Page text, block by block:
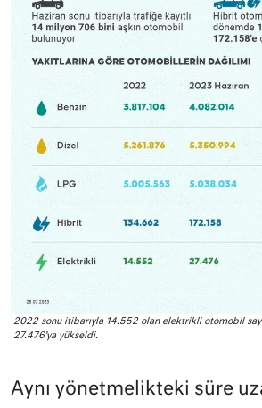
2022 sonu itibarıyla 14.552 olan elektrikli otomobil
27.476’ya yükseldi.
Aynı yönetmelikteki süre